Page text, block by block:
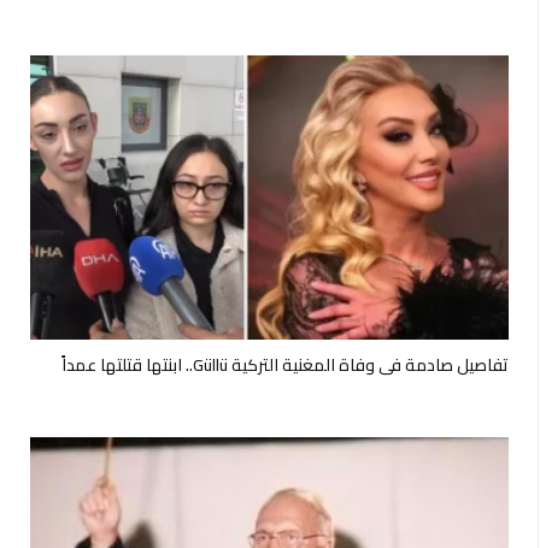
تفاصيل صادمة في وفاة المغنية التركية Güllü.. ابنتها قتلتها عمداً